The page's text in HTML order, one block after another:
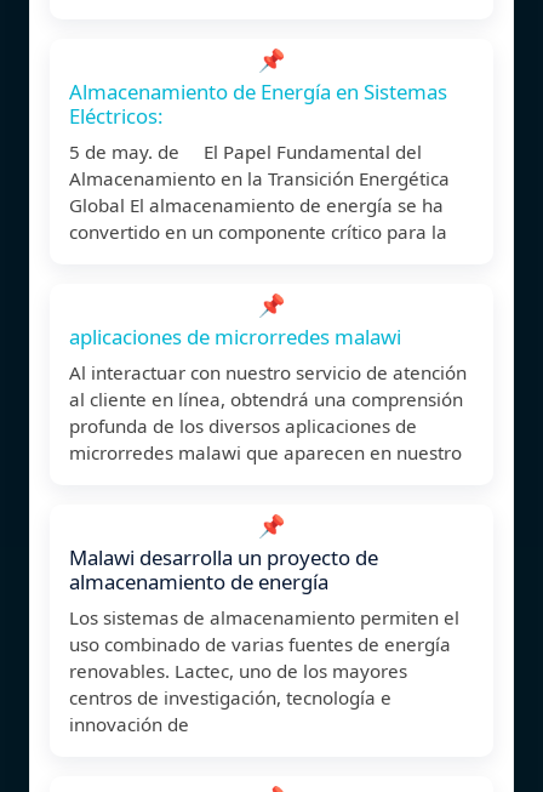
📌
Almacenamiento de Energía en Sistemas
Eléctricos:
5 de may. de El Papel Fundamental del
Almacenamiento en la Transición Energética
Global El almacenamiento de energía se ha
convertido en un componente crítico para la
📌
aplicaciones de microrredes malawi
Al interactuar con nuestro servicio de atención
al cliente en línea, obtendrá una comprensión
profunda de los diversos aplicaciones de
microrredes malawi que aparecen en nuestro
📌
Malawi desarrolla un proyecto de
almacenamiento de energía
Los sistemas de almacenamiento permiten el
uso combinado de varias fuentes de energía
renovables. Lactec, uno de los mayores
centros de investigación, tecnología e
innovación de